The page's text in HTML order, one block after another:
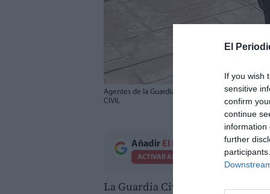
El
If you wish
sensitive
confirm
continue
information
further
Agentes de la Guardia Civil trasladan al detenido,
CIVIL
Añadir El Periodico de Aquí
ACTIVAR AHORA
La Guardia Civil ha detenido a